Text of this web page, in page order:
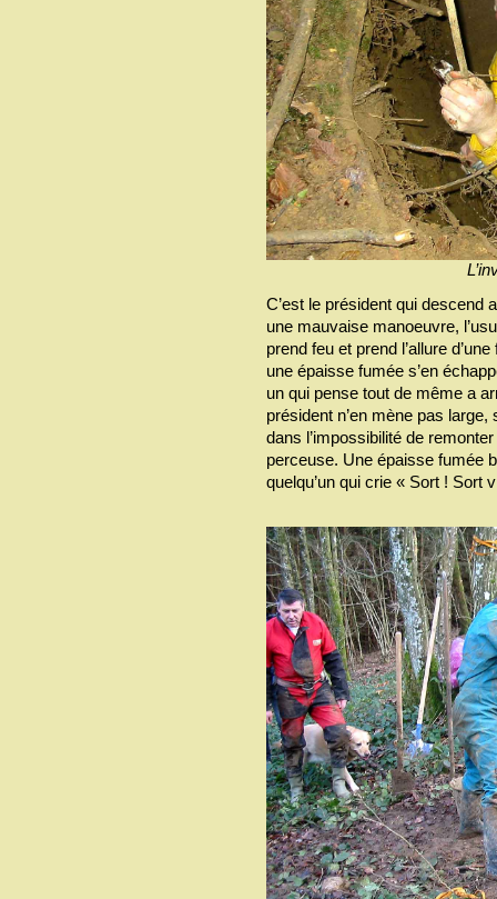
C’est le président qui descend
une mauvaise manoeuvre,
prend feu et prend l’allure
une épaisse fumée s’en
un qui pense tout de même a
président n’en mène pas
dans l’impossibilité de
perceuse. Une épaisse fumée
quelqu’un qui crie « Sort ! Sort